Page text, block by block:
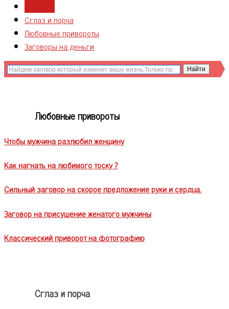
Сглаз и порча
Любовные привороты
Заговоры на деньги
Любовные привороты
Чтобы мужчина разлюбил женщину
Как нагнать на любимого тоску ?
Сильный заговор на скорое предложение руки и сердца.
Заговор на присушение женатого мужчины
Классический приворот на фотографию
Сглаз и порча